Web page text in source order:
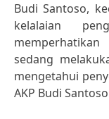
Budi Santoso,
kelalaian
sedang
mengetahui
AKP Budi